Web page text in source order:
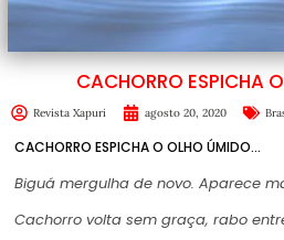
CACHORRO ESPICHA
Revista Xapuri agosto 20, 2020
CACHORRO ESPICHA O OLHO ÚMIDO…
Biguá mergulha de novo. Aparece
Cachorro volta sem graça, rabo